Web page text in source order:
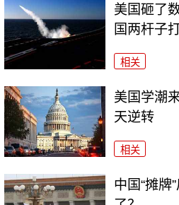
美国砸了
国两杆子
相关
美国学潮
天逆转
相关
中国“摊牌